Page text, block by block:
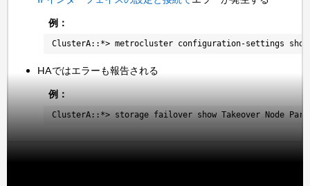
例：
ClusterA::*> metrocluster configuration-settings
HAではエラーも報告される
例：
ClusterA::*> storage failover show Takeover Node